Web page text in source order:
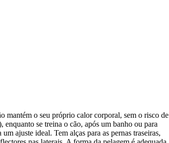
mantém o seu próprio calor corporal, sem o risco de
se treina o cão, após um banho ou para
ajuste ideal. Tem alças para as pernas traseiras,